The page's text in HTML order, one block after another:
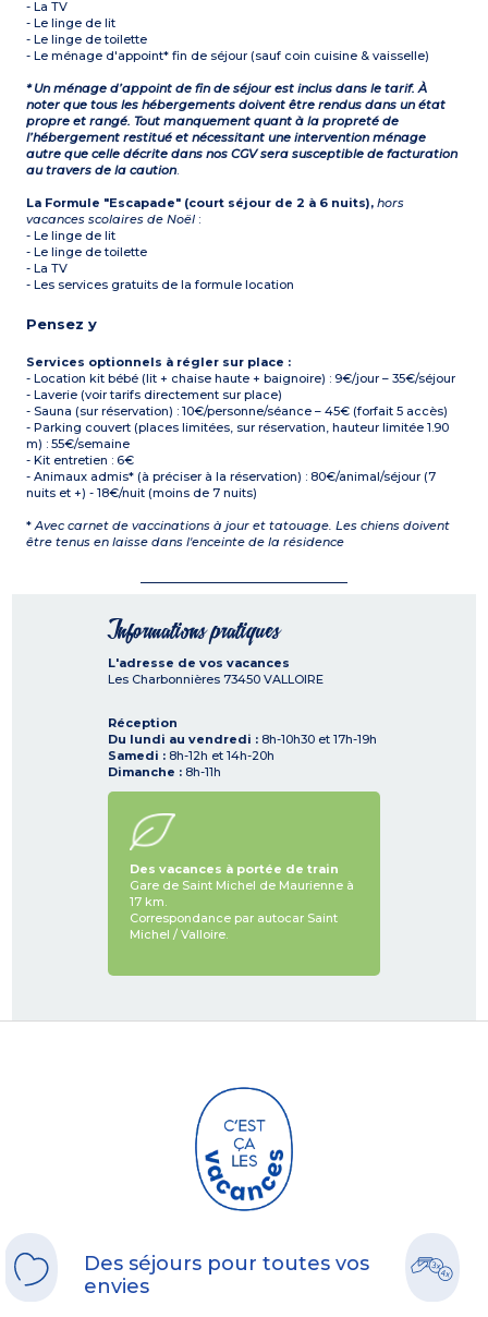
- La TV
- Le linge de lit
- Le linge de toilette
- Le ménage d'appoint* fin de séjour (sauf coin cuisine & vaisselle)
* Un ménage d’appoint de fin de séjour est inclus dans le tarif. À
noter que tous les hébergements doivent être rendus dans un état
propre et rangé. Tout manquement quant à la propreté de
l’hébergement restitué et nécessitant une intervention ménage
autre que celle décrite dans nos CGV sera susceptible de facturation
au travers de la caution.
La Formule "Escapade" (court séjour de 2 à 6 nuits),hors
vacances scolaires de Noël :
- Le linge de lit
- Le linge de toilette
- La TV
- Les services gratuits de la formule location
Pensez y
Services optionnels à régler sur place :
- Location kit bébé (lit + chaise haute + baignoire) : 9€/jour – 35€/séjour
- Laverie (voir tarifs directement sur place)
- Sauna (sur réservation) : 10€/personne/séance – 45€ (forfait 5 accès)
- Parking couvert (places limitées, sur réservation, hauteur limitée 1.90
m) : 55€/semaine
- Kit entretien : 6€
- Animaux admis* (à préciser à la réservation) : 80€/animal/séjour (7
nuits et +) - 18€/nuit (moins de 7 nuits)
*Avec carnet de vaccinations à jour et tatouage. Les chiens doivent
être tenus en laisse dans l'enceinte de la résidence
Informations pratiques
L'adresse de vos vacances
Les Charbonnières 73450 VALLOIRE
Réception
Du lundi au vendredi : 8h-10h30 et 17h-19h
Samedi : 8h-12h et 14h-20h
Dimanche : 8h-11h
Des vacances à portée de train
Gare de Saint Michel de Maurienne à
17 km.
Correspondance par autocar Saint
Michel / Valloire.
Des séjours pour toutes vos
envies